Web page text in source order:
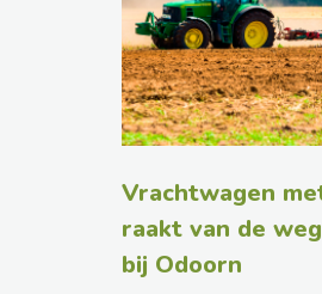
Vrachtwagen
raakt van de
bij Odoorn